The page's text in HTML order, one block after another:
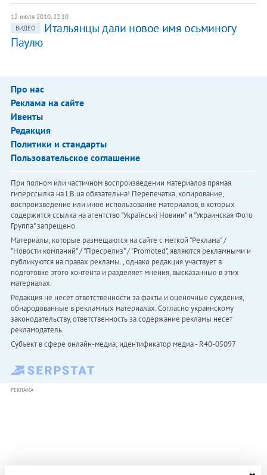
12 июля 2010, 22:10
ВИДЕО
Итальянцы дали новое имя осьминогу
Паулю
Про нас
Реклама на сайте
Ивенты
Редакция
Политики и стандарты
Пользовательское соглашение
При полном или частичном воспроизведении материалов прямая
гиперссылка на LB.ua обязательна! Перепечатка, копирование,
воспроизведение или иное использование материалов, в которых
содержится ссылка на агентство "Українськi Новини" и "Украинская Фото
Группа" запрещено.
Материалы, которые размещаются на сайте с меткой "Реклама" /
"Новости компаний" / "Пресрелиз" / "Promoted", являются рекламными и
публикуются на правах рекламы. , однако редакция участвует в
подготовке этого контента и разделяет мнения, высказанные в этих
материалах.
Редакция не несет ответственности за факты и оценочные суждения,
обнародованные в рекламных материалах. Согласно украинскому
законодательству, ответственность за содержание рекламы несет
рекламодатель.
Субъект в сфере онлайн-медиа; идентификатор медиа - R40-05097
РЕКЛАМА